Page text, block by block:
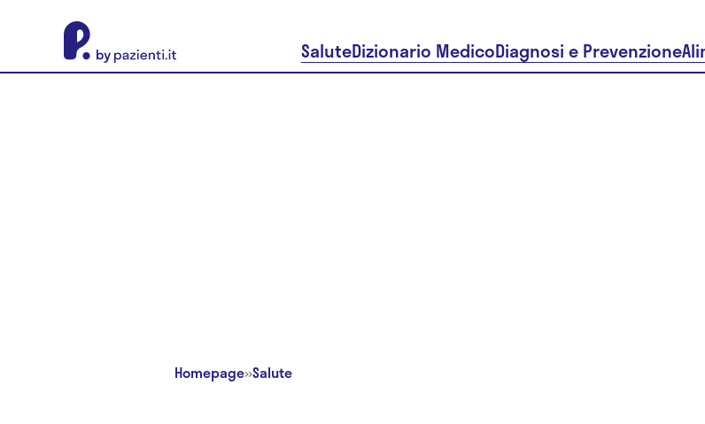
SaluteDizionario MedicoDiagnosi e Prevenzione
Homepage»Salute